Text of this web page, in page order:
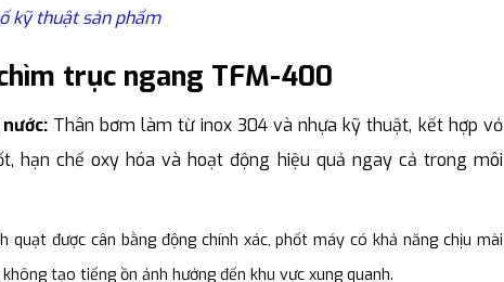
kỹ thuật sản phẩm
trục ngang TFM-400
Thân bơm làm từ inox 304 và nhựa kỹ thuật, kết hợp vỏ
hạn chế oxy hóa và hoạt động hiệu quả ngay cả trong môi
quạt được cân bằng động chính xác, phốt máy có khả năng chịu mài
tạo tiếng ồn ảnh hưởng đến khu vực xung quanh.